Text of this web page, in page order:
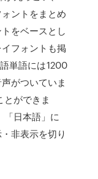
ントをまとめ
をベースとし
フォントも掲
単語には1200
がついていま
ができま
「日本語」に
非表示を切り